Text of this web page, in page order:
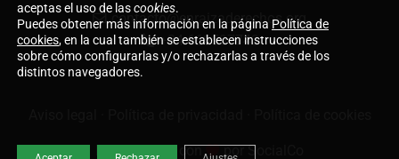
contacto@enraizaderechos.org
+34 660597743
Desarrollado con por SocialCo
aceptas el uso de lascookies.
Puedes obtener más información en la página Política de
cookies, en la cual también se establecen instrucciones
sobre cómo configurarlas y/o rechazarlas a través de los
distintos navegadores.